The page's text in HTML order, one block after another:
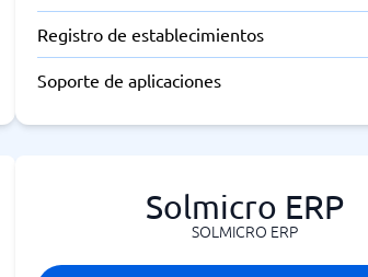
Registro de establecimientos
Soporte de aplicaciones
Solmicro ERP
SOLMICRO ERP